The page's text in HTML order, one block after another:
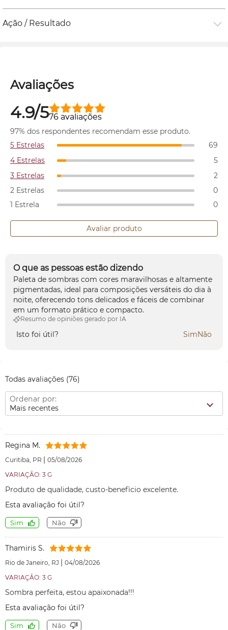
Ação / Resultado
Avaliações
4.9/576 avaliações
97% dos respondentes recomendam esse produto.
5 Estrelas
69
4 Estrelas
5
3 Estrelas
2
2 Estrelas
0
1 Estrela
0
Avaliar produto
O que as pessoas estão dizendo
Paleta de sombras com cores maravilhosas e altamente
pigmentadas, ideal para composições versáteis do dia à
noite, oferecendo tons delicados e fáceis de combinar
em um formato prático e compacto.
Resumo de opiniões gerado por IA
Isto foi útil? SimNão
Todas avaliações (76)
Ordenar por:
Mais recentes
Regina M.
Curitiba, PR | 05/08/2026
VARIAÇÃO: 3 G
Produto de qualidade, custo-benefìcio excelente.
Esta avaliação foi útil?
Sim Não
Thamiris S.
Rio de Janeiro, RJ | 04/08/2026
VARIAÇÃO: 3 G
Sombra perfeita, estou apaixonada!!!
Esta avaliação foi útil?
Sim Não